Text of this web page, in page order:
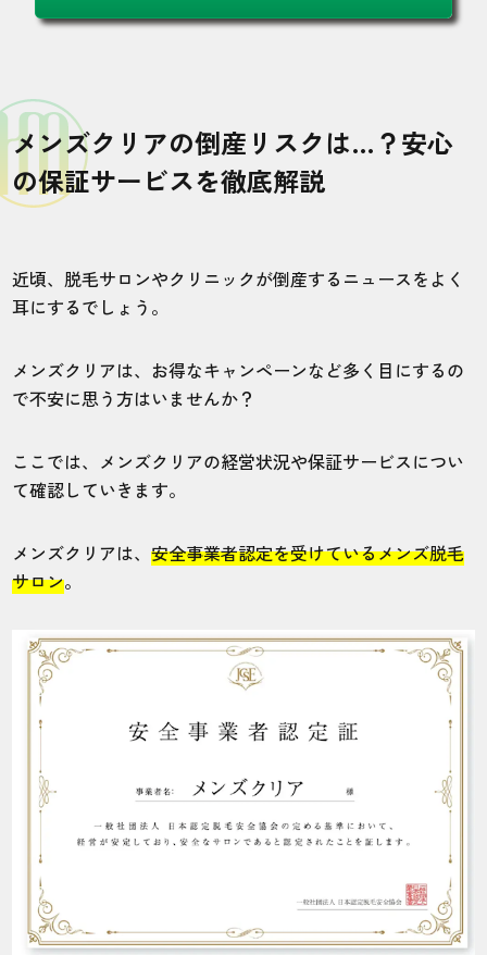
メンズクリアの倒産リスクは…？安心
の保証サービスを徹底解説
近頃、脱毛サロンやクリニックが倒産するニュースをよく
耳にするでしょう。
メンズクリアは、お得なキャンペーンなど多く目にするの
で不安に思う方はいませんか？
ここでは、メンズクリアの経営状況や保証サービスについ
て確認していきます。
メンズクリアは、安全事業者認定を受けているメンズ脱毛
サロン。